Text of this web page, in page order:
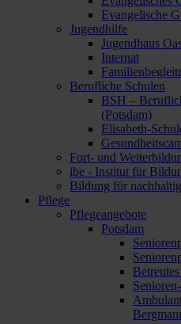
Evangelische
Jugendhilfe
Jugendhaus
Internat
Berufliche Schulen
BSH –
(Potsdam)
Elisabeth-
Fort- und
ibe - Institut für
Bildung für
Pflege
Pflegeangebote
Potsdam